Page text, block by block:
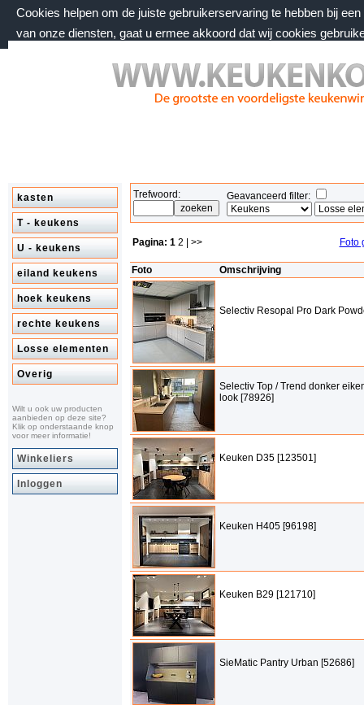
Cookies helpen om de juiste gebruikerservaring te hebben bij
van onze diensten, gaat u ermee akkoord dat wij cookies
zaterdag 8 augustus 2026, 11:14 uur
Welkom bij keukenkorting.nl
kasten
T - keukens
U - keukens
eiland keukens
hoek keukens
rechte keukens
Losse elementen
Overig
Wilt u ook uw producten
aanbieden op deze site?
Klik op onderstaande knop
voor meer informatie!
Winkeliers
Inloggen
Trefwoord: Geavanceerd filter:
Pagina: 1 2 | >> Foto
Foto Omschrijving
Selectiv Resopal Pro Dark
Selectiv Top / Trend donker
look [78926]
Keuken D35 [123501]
Keuken H405 [96198]
Keuken B29 [121710]
SieMatic Pantry Urban [52686]